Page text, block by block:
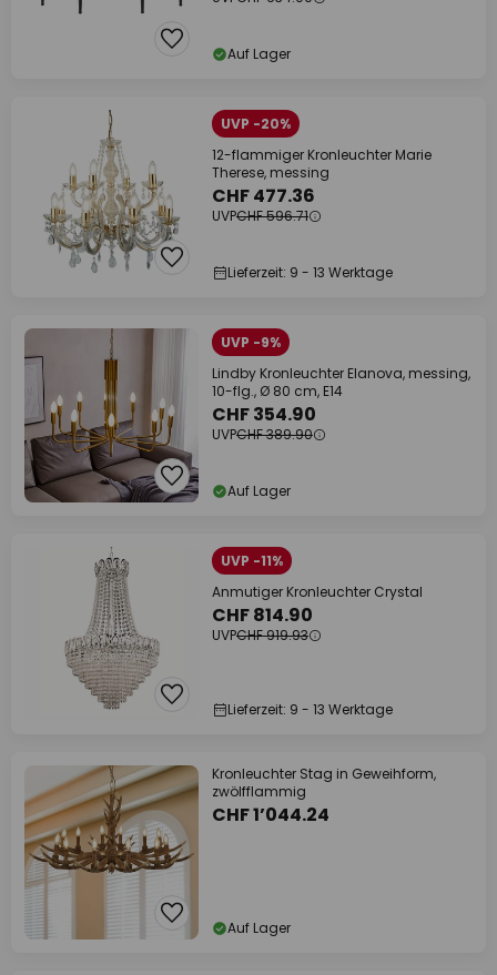
Auf Lager
UVP -20%
12-flammiger Kronleuchter Marie
Therese, messing
CHF 477.36
UVPCHF 596.71
Lieferzeit: 9 - 13 Werktage
UVP -9%
Lindby Kronleuchter Elanova, messing,
10-flg., Ø 80 cm, E14
CHF 354.90
UVPCHF 389.90
Auf Lager
UVP -11%
Anmutiger Kronleuchter Crystal
CHF 814.90
UVPCHF 919.93
Lieferzeit: 9 - 13 Werktage
Kronleuchter Stag in Geweihform,
zwölfflammig
CHF 1’044.24
Auf Lager